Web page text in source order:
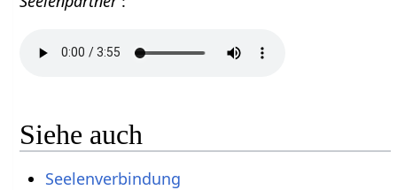
Siehe auch
Seelenverbindung